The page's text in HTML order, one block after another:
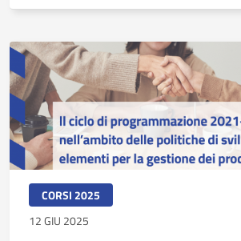
CORSI 2025
12 GIU 2025